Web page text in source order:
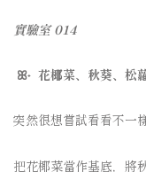
實驗室 014
ꕤ˖ 花椰菜、秋葵、松
突然很想嘗試看看不一
把花椰菜當作基底，將